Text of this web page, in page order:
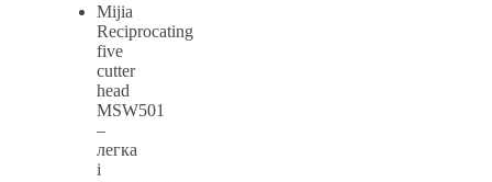
Mijia
Reciprocating
five
cutter
head
MSW501
–
легка
і